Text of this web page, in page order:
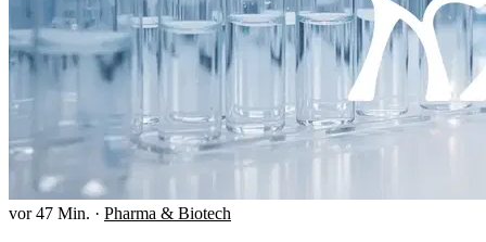
vor 47 Min. · Pharma & Biotech